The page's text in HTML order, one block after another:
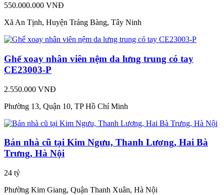
550.000.000 VNĐ
Xã An Tịnh, Huyện Trảng Bàng, Tây Ninh
Ghế xoay nhân viên nệm da lưng trung có tay
CE23003-P
2.550.000 VNĐ
Phường 13, Quận 10, TP Hồ Chí Minh
Bán nhà cũ tại Kim Ngưu, Thanh Lương, Hai Bà
Trưng, Hà Nội
24 tỷ
Phường Kim Giang, Quận Thanh Xuân, Hà Nội